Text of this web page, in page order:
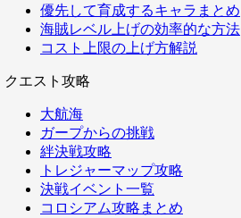
優先して育成するキャラまとめ
海賊レベル上げの効率的な方法
コスト上限の上げ方解説
クエスト攻略
大航海
ガープからの挑戦
絆決戦攻略
トレジャーマップ攻略
決戦イベント一覧
コロシアム攻略まとめ